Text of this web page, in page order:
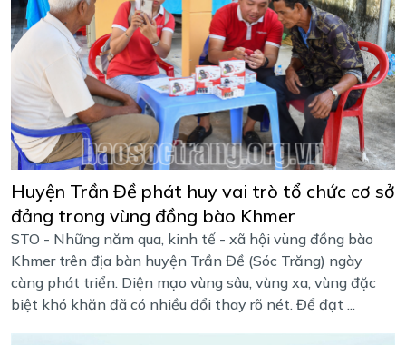
Huyện Trần Đề phát huy vai trò tổ chức cơ sở
đảng trong vùng đồng bào Khmer
STO - Những năm qua, kinh tế - xã hội vùng đồng bào
Khmer trên địa bàn huyện Trần Đề (Sóc Trăng) ngày
càng phát triển. Diện mạo vùng sâu, vùng xa, vùng đặc
biệt khó khăn đã có nhiều đổi thay rõ nét. Để đạt ...